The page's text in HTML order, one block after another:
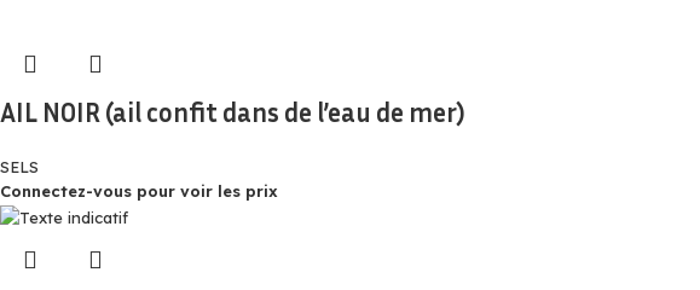
AIL NOIR (ail confit dans de l’eau de mer)
SELS
Connectez-vous pour voir les prix